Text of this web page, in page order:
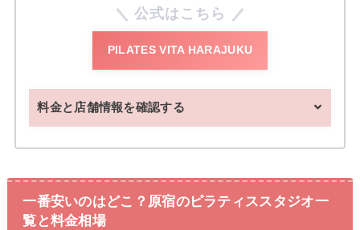
公式はこちら
PILATES VITA HARAJUKU
料金と店舗情報を確認する
一番安いのはどこ？原宿のピラティススタジオ一
覧と料金相場